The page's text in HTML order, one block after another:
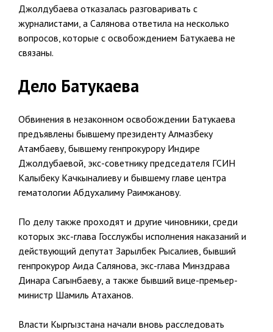
Джолдубаева отказалась разговаривать с
журналистами, а Салянова ответила на несколько
вопросов, которые с освобождением Батукаева не
связаны.
Дело Батукаева
Обвинения в незаконном освобождении Батукаева
предъявлены бывшему президенту Алмазбеку
Атамбаеву, бывшему генпрокурору Индире
Джолдубаевой, экс-советнику председателя ГСИН
Калыбеку Качкыналиеву и бывшему главе центра
гематологии Абдухалиму Раимжанову.
По делу также проходят и другие чиновники, среди
которых экс-глава Госслужбы исполнения наказаний и
действующий депутат Зарылбек Рысалиев, бывший
генпрокурор Аида Салянова, экс-глава Минздрава
Динара Сагынбаеву, а также бывший вице-премьер-
министр Шамиль Атаханов.
Власти Кыргызстана начали вновь расследовать